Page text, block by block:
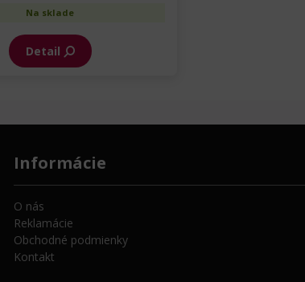
Na sklade
Detail
Informácie
O nás
Reklamácie
Obchodné podmienky
Kontakt